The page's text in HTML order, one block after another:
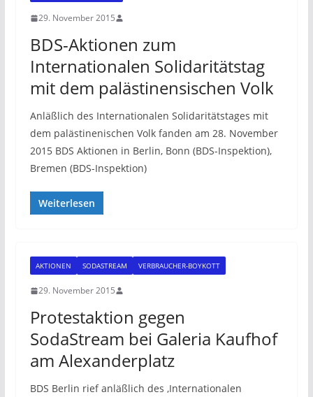
29. November 2015
BDS-Aktionen zum
Internationalen Solidaritätstag
mit dem palästinensischen Volk
Anläßlich des Internationalen Solidaritätstages mit
dem palästinenischen Volk fanden am 28. November
2015 BDS Aktionen in Berlin, Bonn (BDS-Inspektion),
Bremen (BDS-Inspektion)
Weiterlesen
AKTIONEN SODASTREAM VERBRAUCHER-BOYKOTT
29. November 2015
Protestaktion gegen
SodaStream bei Galeria Kaufhof
am Alexanderplatz
BDS Berlin rief anläßlich des ‚Internationalen